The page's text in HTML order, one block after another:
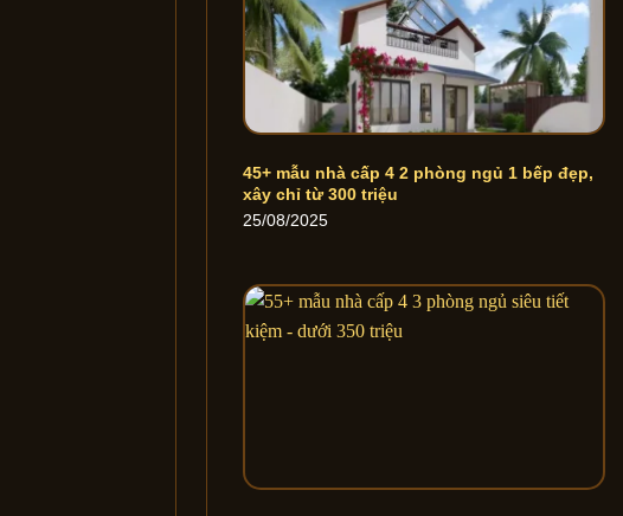
45+ mẫu nhà cấp 4 2 phòng ngủ 1 bếp đẹp,
xây chỉ từ 300 triệu
25/08/2025